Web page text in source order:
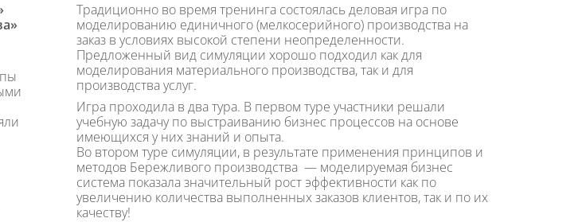
Традиционно во время тренинга состоялась деловая игра по
моделированию единичного (мелкосерийного) производства на
заказ в условиях высокой степени неопределенности.
Предложенный вид симуляции хорошо подходил как для
моделирования материального производства, так и для
производства услуг.
Игра проходила в два тура. В первом туре участники решали
учебную задачу по выстраиванию бизнес процессов на основе
имеющихся у них знаний и опыта.
Во втором туре симуляции, в результате применения принципов и
методов Бережливого производства — моделируемая бизнес
система показала значительный рост эффективности как по
увеличению количества выполненных заказов клиентов, так и по их
качеству!